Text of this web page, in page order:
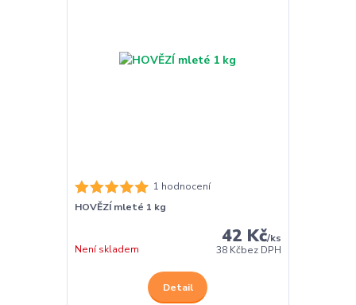
1 hodnocení
HOVĚZÍ mleté 1 kg
42 Kč/ks
38 Kčbez DPH
Není skladem
Detail